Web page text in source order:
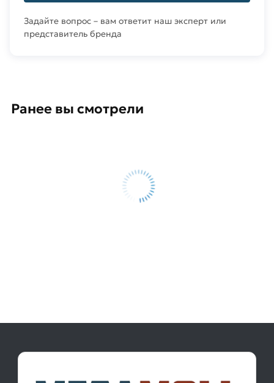
Задайте вопрос – вам ответит наш эксперт или
представитель бренда
Ранее вы смотрели